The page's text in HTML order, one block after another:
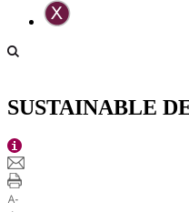
SUSTAINABLE